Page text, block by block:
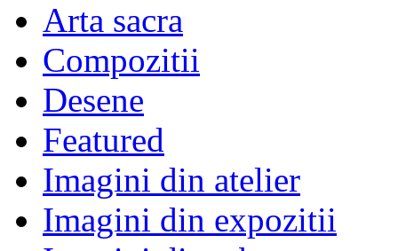
Arta sacra
Compozitii
Desene
Featured
Imagini din atelier
Imagini din expozitii